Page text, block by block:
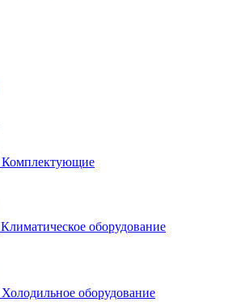
Комплектующие
Климатическое оборудование
Холодильное оборудование